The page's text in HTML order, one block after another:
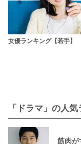
女優ランキング【若手】
「ドラマ」の人
筋肉が